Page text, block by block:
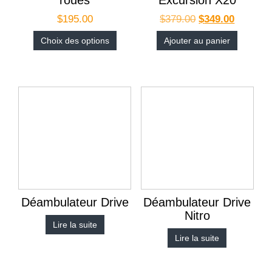
$195.00
Choix des options
$379.00 $349.00
Ajouter au panier
Déambulateur Drive
Lire la suite
Déambulateur Drive
Nitro
Lire la suite